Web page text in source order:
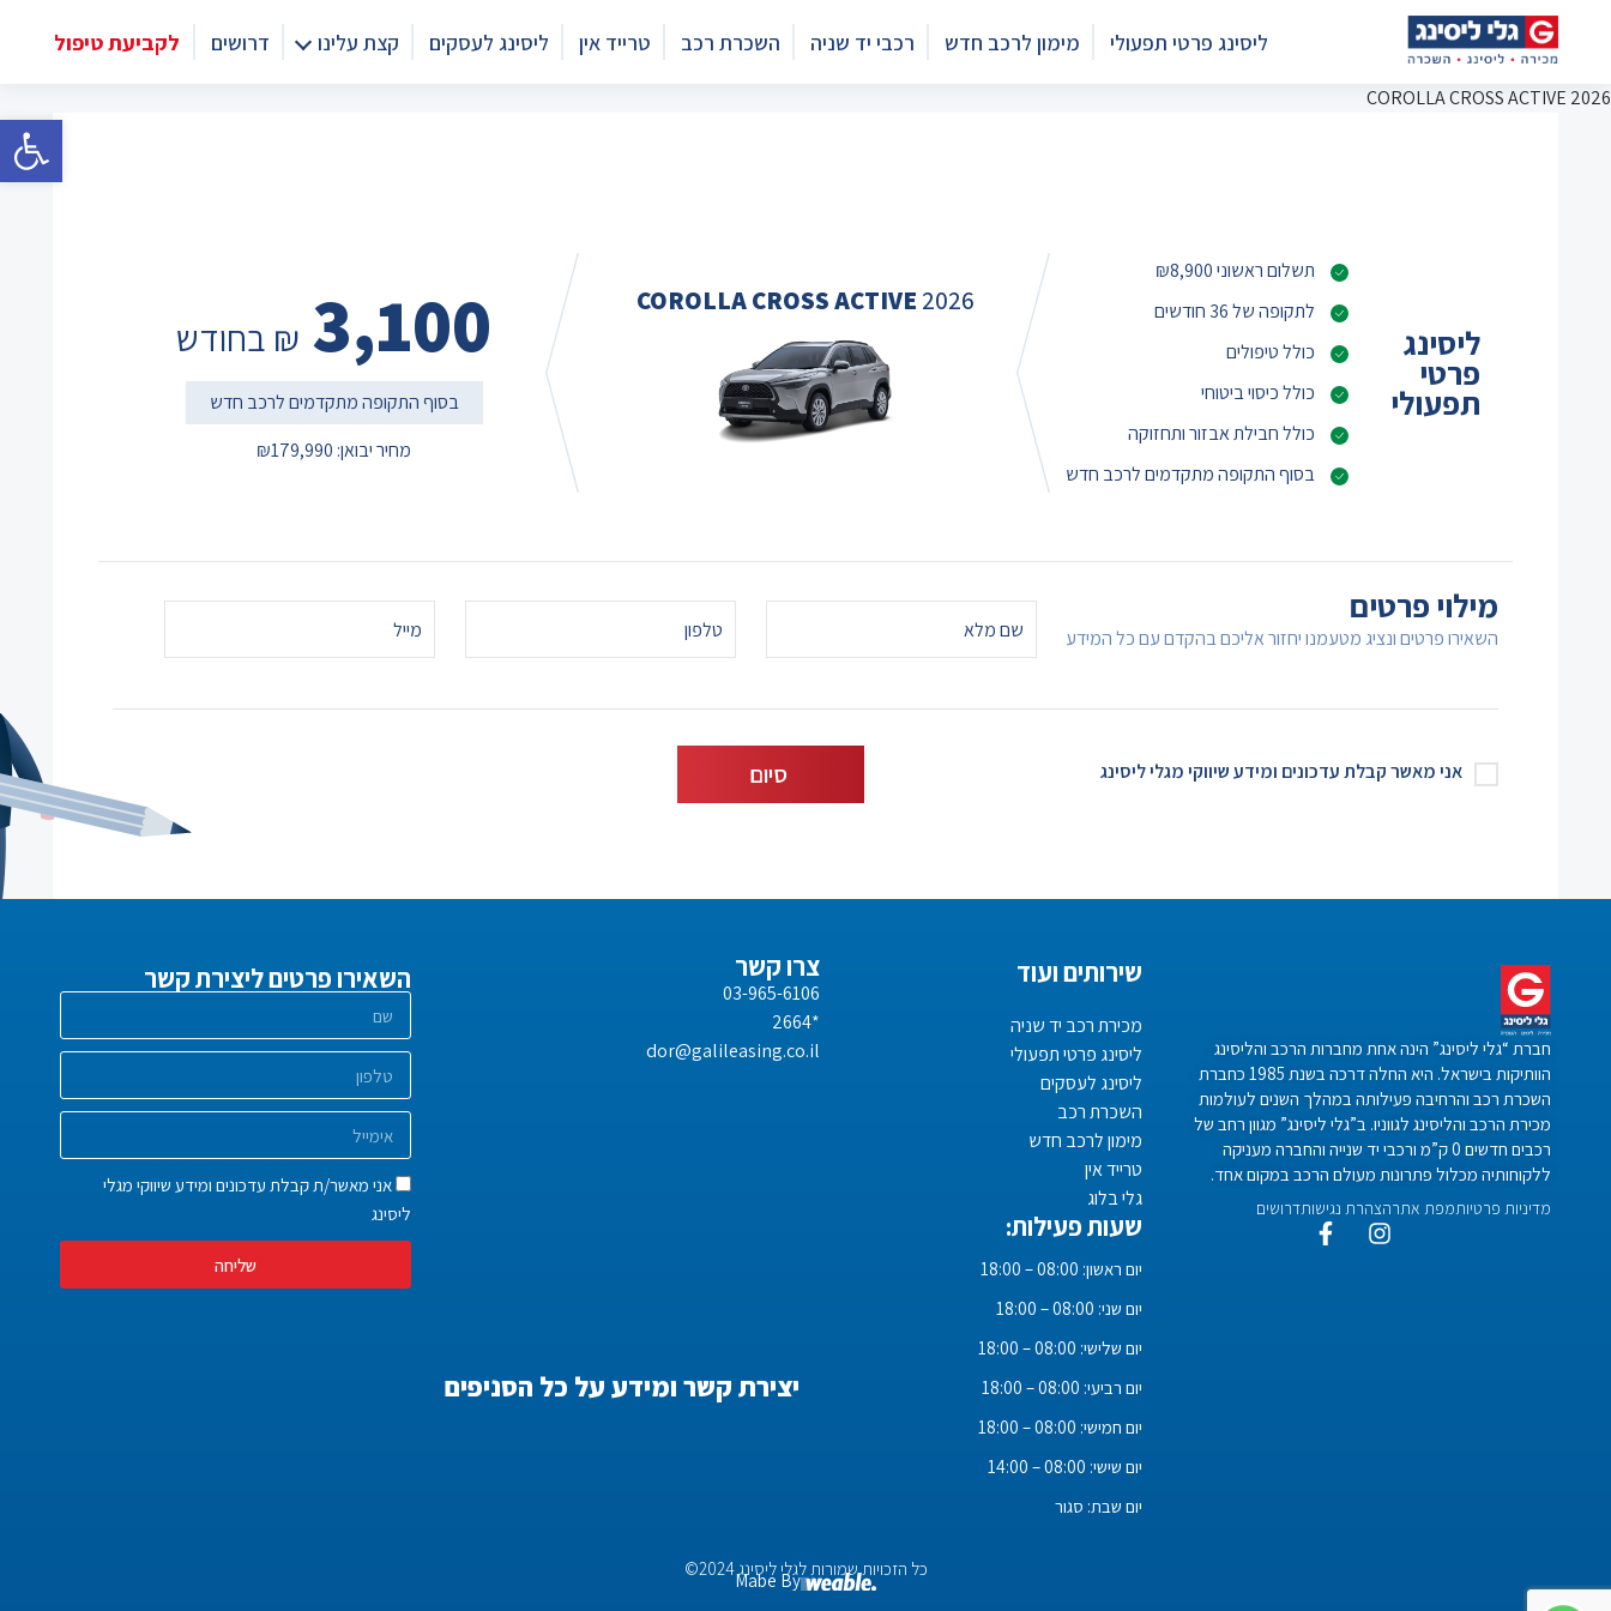
פתח
ליסינג פרטי תפעולי מימון לרכב חדש רכבי יד שניה השכרת רכב טרייד אין ליסינג לעסקים קצת עלינו דרושים לקביעת טיפול
COROLLA CROSS ACTIVE 2026
ליסינג
פרטי
תפעולי
תשלום ראשוני ₪8,900
לתקופה של 36 חודשים
כולל טיפולים
כולל כיסוי ביטוחי
כולל חבילת אבזור ותחזוקה
בסוף התקופה מתקדמים לרכב חדש
COROLLA CROSS ACTIVE 2026
3,100 ₪ בחודש
בסוף התקופה מתקדמים לרכב חדש
מחיר יבואן: ₪179,990
מילוי פרטים
השאירו פרטים ונציג מטעמנו יחזור אליכם בהקדם עם כל המידע
אני מאשר קבלת עדכונים ומידע שיווקי מגלי ליסינג
חברת “גלי ליסינג” הינה אחת מחברות הרכב והליסינג
הוותיקות בישראל. היא החלה דרכה בשנת 1985 כחברת
השכרת רכב והרחיבה פעילותה במהלך השנים לעולמות
מכירת הרכב והליסינג לגווניו. ב”גלי ליסינג” מגוון רחב של
רכבים חדשים 0 ק”מ ורכבי יד שנייה והחברה מעניקה
ללקוחותיה מכלול פתרונות מעולם הרכב במקום אחד.
מדיניות פרטיותמפת אתרהצהרת נגישותדרושים
שירותים ועוד
מכירת רכב יד שניה
ליסינג פרטי תפעולי
ליסינג לעסקים
השכרת רכב
מימון לרכב חדש
טרייד אין
גלי בלוג
שעות פעילות:
יום ראשון: 08:00 – 18:00
יום שני: 08:00 – 18:00
יום שלישי: 08:00 – 18:00
יום רביעי: 08:00 – 18:00
יום חמישי: 08:00 – 18:00
יום שישי: 08:00 – 14:00
יום שבת: סגור
צרו קשר
03-965-6106
*2664
dor@galileasing.co.il
יצירת קשר ומידע על כל הסניפים
השאירו פרטים ליצירת קשר
אני מאשר/ת קבלת עדכונים ומידע שיווקי מגלי
ליסינג
שליחה
כל הזכויות שמורות לגלי ליסינג 2024©
Mabe By